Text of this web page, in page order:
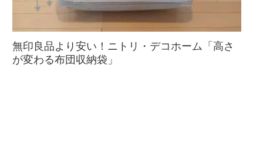
無印良品より安い！ニトリ・デコホーム「高さ
が変わる布団収納袋」